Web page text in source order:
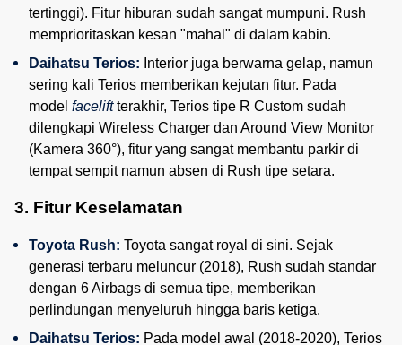
tertinggi). Fitur hiburan sudah sangat mumpuni. Rush
memprioritaskan kesan "mahal" di dalam kabin.
Daihatsu Terios: Interior juga berwarna gelap, namun
sering kali Terios memberikan kejutan fitur. Pada
model facelift terakhir, Terios tipe R Custom sudah
dilengkapi Wireless Charger dan Around View Monitor
(Kamera 360°), fitur yang sangat membantu parkir di
tempat sempit namun absen di Rush tipe setara.
3. Fitur Keselamatan
Toyota Rush: Toyota sangat royal di sini. Sejak
generasi terbaru meluncur (2018), Rush sudah standar
dengan 6 Airbags di semua tipe, memberikan
perlindungan menyeluruh hingga baris ketiga.
Daihatsu Terios: Pada model awal (2018-2020), Terios